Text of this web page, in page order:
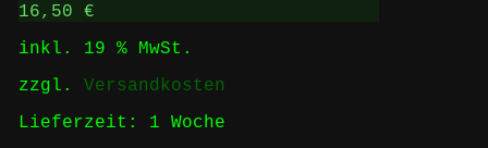
16,50 €
inkl. 19 % MwSt.
zzgl. Versandkosten
Lieferzeit: 1 Woche